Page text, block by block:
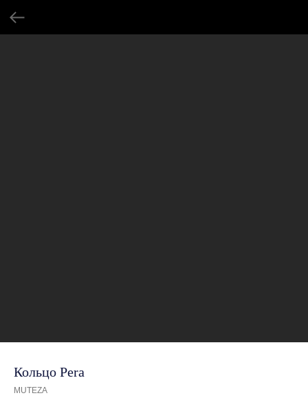
Кольцо Pera
MUTEZA